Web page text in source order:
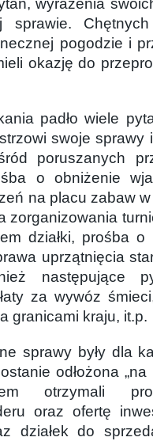
sprawie.
pogodzie i
okazję do
padło wiele
swoje
poruszanych
o obniżenie
na placu zabaw
zorganizowania
działki, prośba
uprzątnięcia
następujące
za wywóz
granicami kraju, it.p.
były dla
odłożona „na
otrzymali
oraz ofertę
działek do